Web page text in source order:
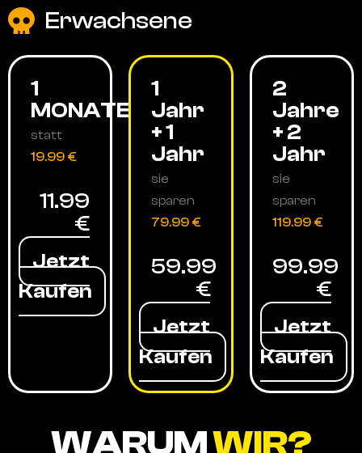
Erwachsene
1
MONATE
statt
19.99 €
11.99
€
Jetzt
Kaufen
1
Jahr
+ 1
Jahr
sie
sparen
79.99 €
59.99
€
Jetzt
Kaufen
2
Jahre
+ 2
Jahr
sie
sparen
119.99 €
99.99
€
Jetzt
Kaufen
WARUMWIR?